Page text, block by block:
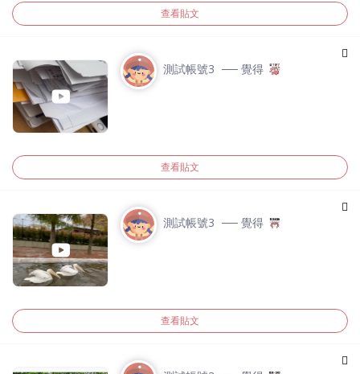
查看貼文
測試帳號3 ── 覺得
查看貼文
測試帳號3 ── 覺得
查看貼文